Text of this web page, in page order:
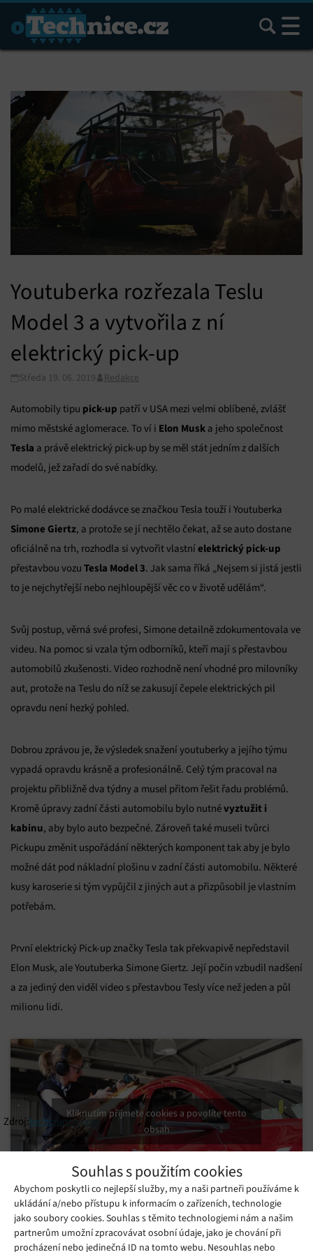
Souhlas s použitím cookies
Abychom poskytli co nejlepší služby, my a naši partneři používáme k
ukládání a/nebo přístupu k informacím o zařízeních, technologie
jako soubory cookies. Souhlas s těmito technologiemi nám a našim
partnerům umožní zpracovávat osobní údaje, jako je chování při
procházení nebo jedinečná ID na tomto webu. Nesouhlas nebo
Hledat
Youtuberka rozřezala Teslu
Model 3 a vytvořila z ní
elektrický pick-up
Středa 19. 06. 2019 Redakce
Automobily tipu pick-up patří v USA mezi velmi oblíbené, zvlášť
mimo městské aglomerace. To ví i Elon Musk a jeho společnost
Tesla a právě elektrický pick-up by se měl stát jedním z dalších
modelů, jež zařadí do své nabídky.
Po malé elektrické dodávce se značkou Tesla touží i Youtuberka
Simone Giertz, a protože se jí nechtělo čekat, až se auto dostane
oficiálně na trh, rozhodla si vytvořit vlastníelektrický pick-up
přestavbou vozu Tesla Model 3. Jak sama říká „Nejsem si jistá jestli
to je nejchytřejší nebo nejhloupější věc co v životě udělám“.
Svůj postup, věrná své profesi, Simone detailně zdokumentovala ve
videu. Na pomoc si vzala tým odborníků, kteří mají s přestavbou
automobilů zkušenosti. Video rozhodně není vhodné pro milovníky
aut, protože na Teslu do níž se zakusují čepele elektrických pil
opravdu není hezký pohled.
Dobrou zprávou je, že výsledek snažení youtuberky a jejího týmu
vypadá opravdu krásně a profesionálně. Celý tým pracoval na
projektu přibližně dva týdny a musel přitom řešit řadu problémů.
Kromě úpravy zadní části automobilu bylo nutnévyztužit i
kabinu, aby bylo auto bezpečné. Zároveň také museli tvůrci
Pickupu změnit uspořádání některých komponent tak aby je bylo
možné dát pod nákladní plošinu v zadní části automobilu. Některé
kusy karoserie si tým vypůjčil z jiných aut a přizpůsobil je vlastním
potřebám.
První elektrický Pick-up značky Tesla tak překvapivě nepředstavil
Elon Musk, ale Youtuberka Simone Giertz. Její počin vzbudil nadšení
a za jediný den viděl video s přestavbou Tesly více než jeden a půl
milionu lidí.
Zdroj:techcrunch.com
Kliknutím přijmete cookies a povolíte tento
obsah
Mohlo by se vám líbit